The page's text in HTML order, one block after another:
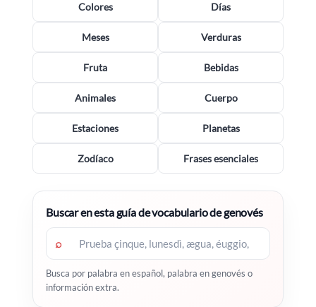
Colores Días
Meses Verduras
Fruta Bebidas
Animales Cuerpo
Estaciones Planetas
Zodíaco Frases esenciales
Buscar en esta guía de vocabulario de genovés
⌕
Busca por palabra en español, palabra en genovés o
información extra.